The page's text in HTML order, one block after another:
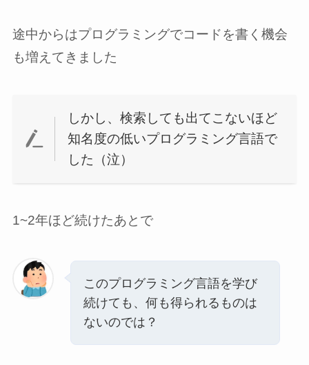
途中からはプログラミングでコードを書く機会
も増えてきました
しかし、検索しても出てこないほど
知名度の低いプログラミング言語で
した（泣）
1~2年ほど続けたあとで
このプログラミング言語を学び
続けても、何も得られるものは
ないのでは？